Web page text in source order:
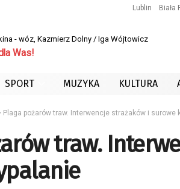
Lublin Biała
- wóz, Kazmierz Dolny / Iga Wójtowicz
Was!
SPORT MUZYKA KULTURA
Plaga pożarów traw. Interwencje strażaków i surowe
traw.